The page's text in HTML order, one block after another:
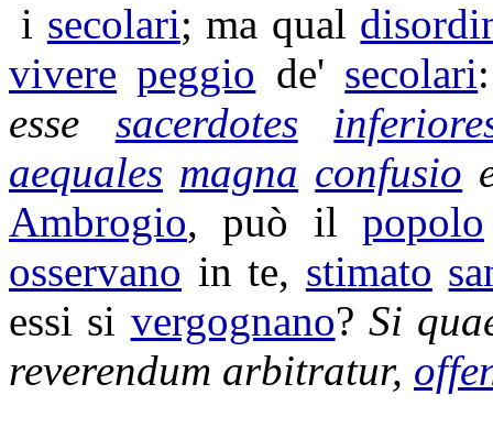
i secolari; ma qual
vivere peggio de' secolari
esse sacerdotes
aequales magna confusio
Ambrogio, può il popolo
osservano in te, stimato
essi si vergognano? Si
reverendum arbitratur,